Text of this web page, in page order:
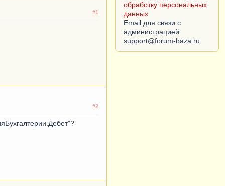
#1
#2
обработку персональных
данных
Email для связи с
администрацией: